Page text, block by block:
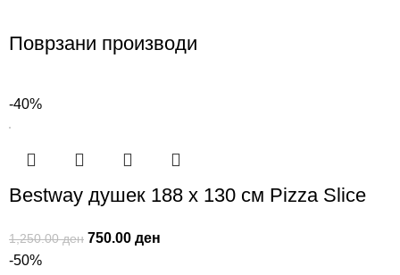
Поврзани производи
-40%
Bestway душек 188 х 130 см Pizza Slice
1,250.00ден 750.00ден
-50%